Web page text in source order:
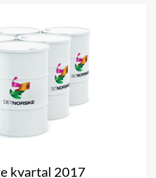
kvartal 2017